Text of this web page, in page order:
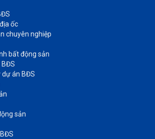
ốc​
chuyên nghiệp
bất động sản​
BĐS
dự án BĐS
sản